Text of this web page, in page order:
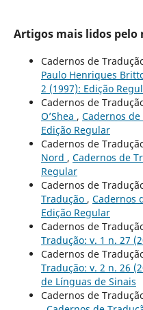
Artigos mais lidos pelo
Cadernos de
Paulo Henriques
2 (1997): Edição
Cadernos de
O’Shea , Cadernos de
Edição Regular
Cadernos de
Nord , Cadernos de
Regular
Cadernos de
Tradução , Cadernos
Edição Regular
Cadernos de
Tradução: v. 1 n. 27
Cadernos de
Tradução: v. 2 n. 26
de Línguas de Sinais
Cadernos de